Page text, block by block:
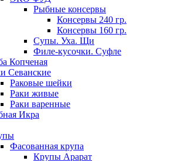
Рыбные консервы
Консервы 240 гр.
Консервы 160 гр.
Супы. Уха. Щи
Филе-кусочки. Суфле
Копченая
Севанские
Раковые шейки
Раки живые
Раки варенные
Икра
Фасованная крупа
Крупы Арарат